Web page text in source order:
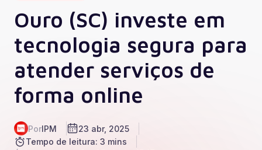
Ouro (SC) investe em
tecnologia segura para
atender serviços de
forma online
PorIPM
23 abr, 2025
Tempo de leitura: 3 mins